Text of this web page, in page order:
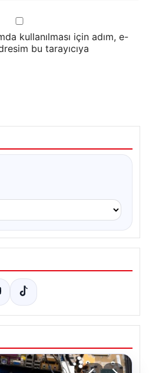
kullanılması için adım, e-
bu tarayıcıya